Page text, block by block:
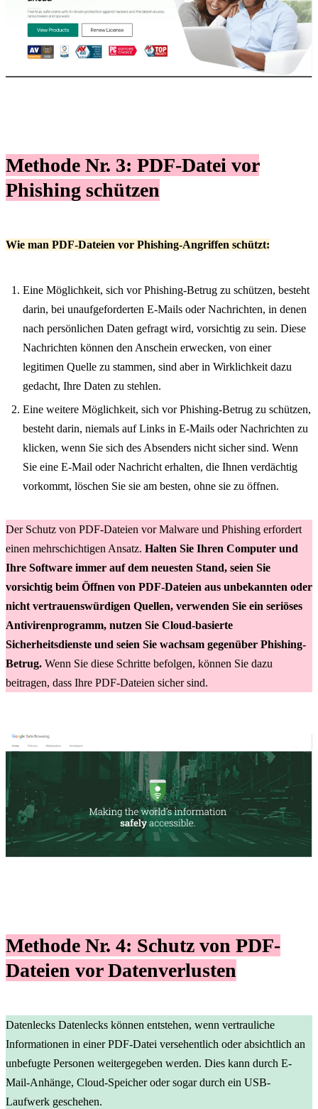
Methode Nr. 3: PDF-Datei vor
Phishing schützen
Wie man PDF-Dateien vor Phishing-Angriffen schützt:
Eine Möglichkeit, sich vor Phishing-Betrug zu schützen, besteht
darin, bei unaufgeforderten E-Mails oder Nachrichten, in denen
nach persönlichen Daten gefragt wird, vorsichtig zu sein. Diese
Nachrichten können den Anschein erwecken, von einer
legitimen Quelle zu stammen, sind aber in Wirklichkeit dazu
gedacht, Ihre Daten zu stehlen.
Eine weitere Möglichkeit, sich vor Phishing-Betrug zu schützen,
besteht darin, niemals auf Links in E-Mails oder Nachrichten zu
klicken, wenn Sie sich des Absenders nicht sicher sind. Wenn
Sie eine E-Mail oder Nachricht erhalten, die Ihnen verdächtig
vorkommt, löschen Sie sie am besten, ohne sie zu öffnen.
Der Schutz von PDF-Dateien vor Malware und Phishing erfordert
einen mehrschichtigen Ansatz. Halten Sie Ihren Computer und
Ihre Software immer auf dem neuesten Stand, seien Sie
vorsichtig beim Öffnen von PDF-Dateien aus unbekannten oder
nicht vertrauenswürdigen Quellen, verwenden Sie ein seriöses
Antivirenprogramm, nutzen Sie Cloud-basierte
Sicherheitsdienste und seien Sie wachsam gegenüber Phishing-
Betrug. Wenn Sie diese Schritte befolgen, können Sie dazu
beitragen, dass Ihre PDF-Dateien sicher sind.
Methode Nr. 4: Schutz von PDF-
Dateien vor Datenverlusten
Datenlecks Datenlecks können entstehen, wenn vertrauliche
Informationen in einer PDF-Datei versehentlich oder absichtlich an
unbefugte Personen weitergegeben werden. Dies kann durch E-
Mail-Anhänge, Cloud-Speicher oder sogar durch ein USB-
Laufwerk geschehen.